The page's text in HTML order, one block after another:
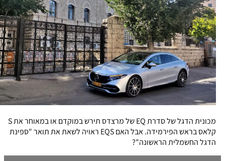
מכונית הדגל של סדרת EQ של מרצדס תירש במוקדם או במאוחר את S
קלאס בראש הפירמידה. אבל האם EQS ראויה לשאת את תואר "ספינת
הדגל החשמלית הראשונה"?